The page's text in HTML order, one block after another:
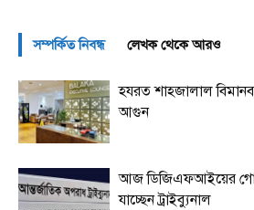
সম্পর্কিত নিবন্ধ লেখক থেকে আরও
হযরত শাহজালাল
আগুন
আজ ডিজিএফআইয়ের
যাচ্ছেন ট্রাইব্যুনাল